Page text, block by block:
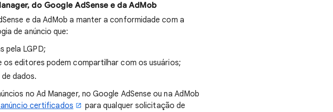
do Google AdSense e da AdMob
e da AdMob a manter a conformidade com a
de anúncio que:
pela LGPD;
os editores podem compartilhar com os usuários;
dados.
no Ad Manager, no Google AdSense ou na AdMob
certificados
para qualquer solicitação de